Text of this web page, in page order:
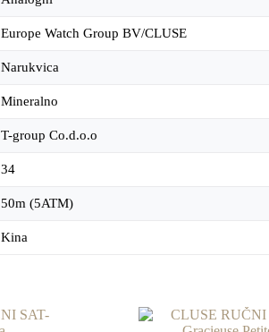
Europe Watch Group BV/CLUSE
Narukvica
Mineralno
T-group Co.d.o.o
34
50m (5ATM)
Kina